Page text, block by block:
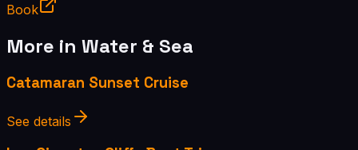
Book
More in Water & Sea
Catamaran Sunset Cruise
See details